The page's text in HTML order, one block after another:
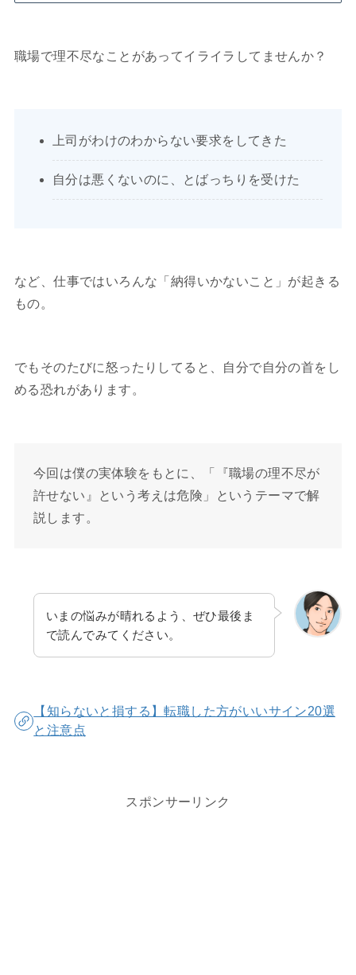
職場で理不尽なことがあってイライラしてませんか？
上司がわけのわからない要求をしてきた
自分は悪くないのに、とばっちりを受けた
など、仕事ではいろんな「納得いかないこと」が起きる
もの。
でもそのたびに怒ったりしてると、自分で自分の首をし
める恐れがあります。
今回は僕の実体験をもとに、「『職場の理不尽が
許せない』という考えは危険」というテーマで解
説します。
いまの悩みが晴れるよう、ぜひ最後ま
で読んでみてください。
【知らないと損する】転職した方がいいサイン20選
と注意点
スポンサーリンク